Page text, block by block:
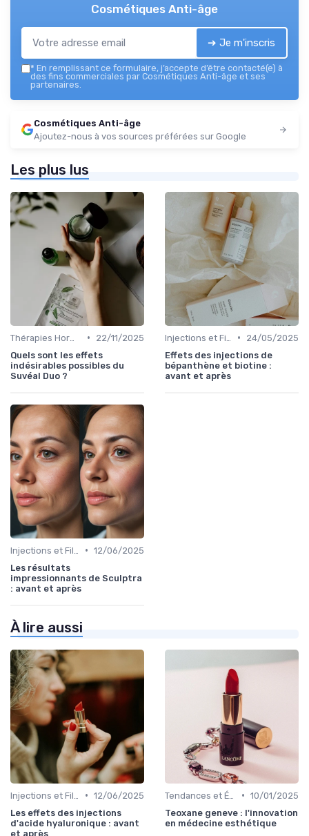
Cosmétiques Anti-âge
➔ Je m'inscris
* En remplissant ce formulaire, j’accepte d’être contacté(e) à
des fins commerciales par Cosmétiques Anti-âge et ses
partenaires.
Cosmétiques Anti-âge
Ajoutez-nous à vos sources préférées sur Google
Les plus lus
•
22/11/2025
Quels sont les effets
indésirables possibles du
Suvéal Duo ?
•
24/05/2025
Effets des injections de
bépanthène et biotine :
avant et après
• 12/06/2025
Les résultats
impressionnants de Sculptra
: avant et après
À lire aussi
• 12/06/2025
Les effets des injections
d'acide hyaluronique : avant
et après
• 10/01/2025
Teoxane geneve : l'innovation
en médecine esthétique